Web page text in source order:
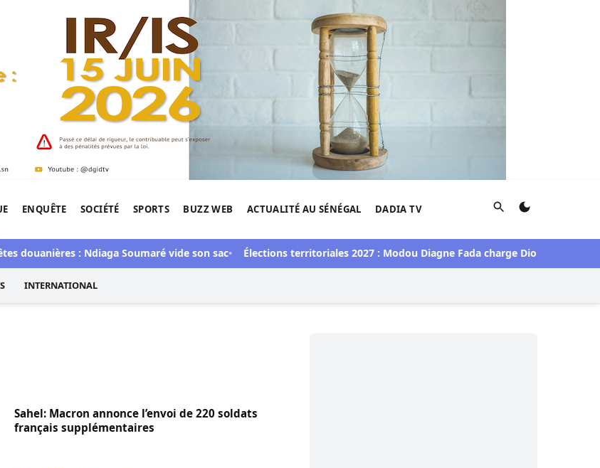
de l'Afrique.
ENQUÊTE SOCIÉTÉ SPORTS BUZZ WEB ACTUALITÉ AU SÉNÉGAL DADIA TV Rechercher
: Ndiaga Soumaré vide son sac Élections territoriales 2027 : Modou Diagne Fada charge Diomaye Faye
INTERNATIONAL
Sahel: Macron annonce l’envoi de 220 soldats
français supplémentaires